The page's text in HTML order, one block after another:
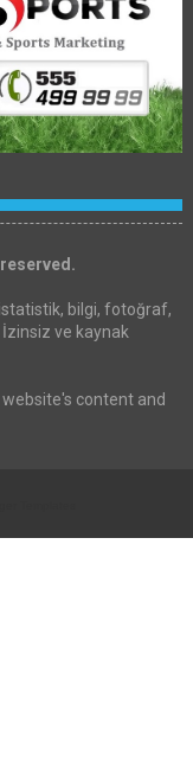
bilgi, fotoğraf,
İzinsiz ve kaynak
content and